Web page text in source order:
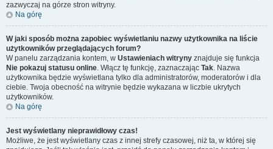
zazwyczaj na górze stron witryny.
Na górę
W jaki sposób można zapobiec wyświetlaniu nazwy użytkownika na liście
użytkowników przeglądających forum?
W panelu zarządzania kontem, w Ustawieniach witryny znajduje się funkcja
Nie pokazuj statusu online. Włącz tę funkcję, zaznaczając Tak. Nazwa
użytkownika będzie wyświetlana tylko dla administratorów, moderatorów i dla
ciebie. Twoja obecność na witrynie będzie wykazana w liczbie ukrytych
użytkowników.
Na górę
Jest wyświetlany nieprawidłowy czas!
Możliwe, że jest wyświetlany czas z innej strefy czasowej, niż ta, w której się